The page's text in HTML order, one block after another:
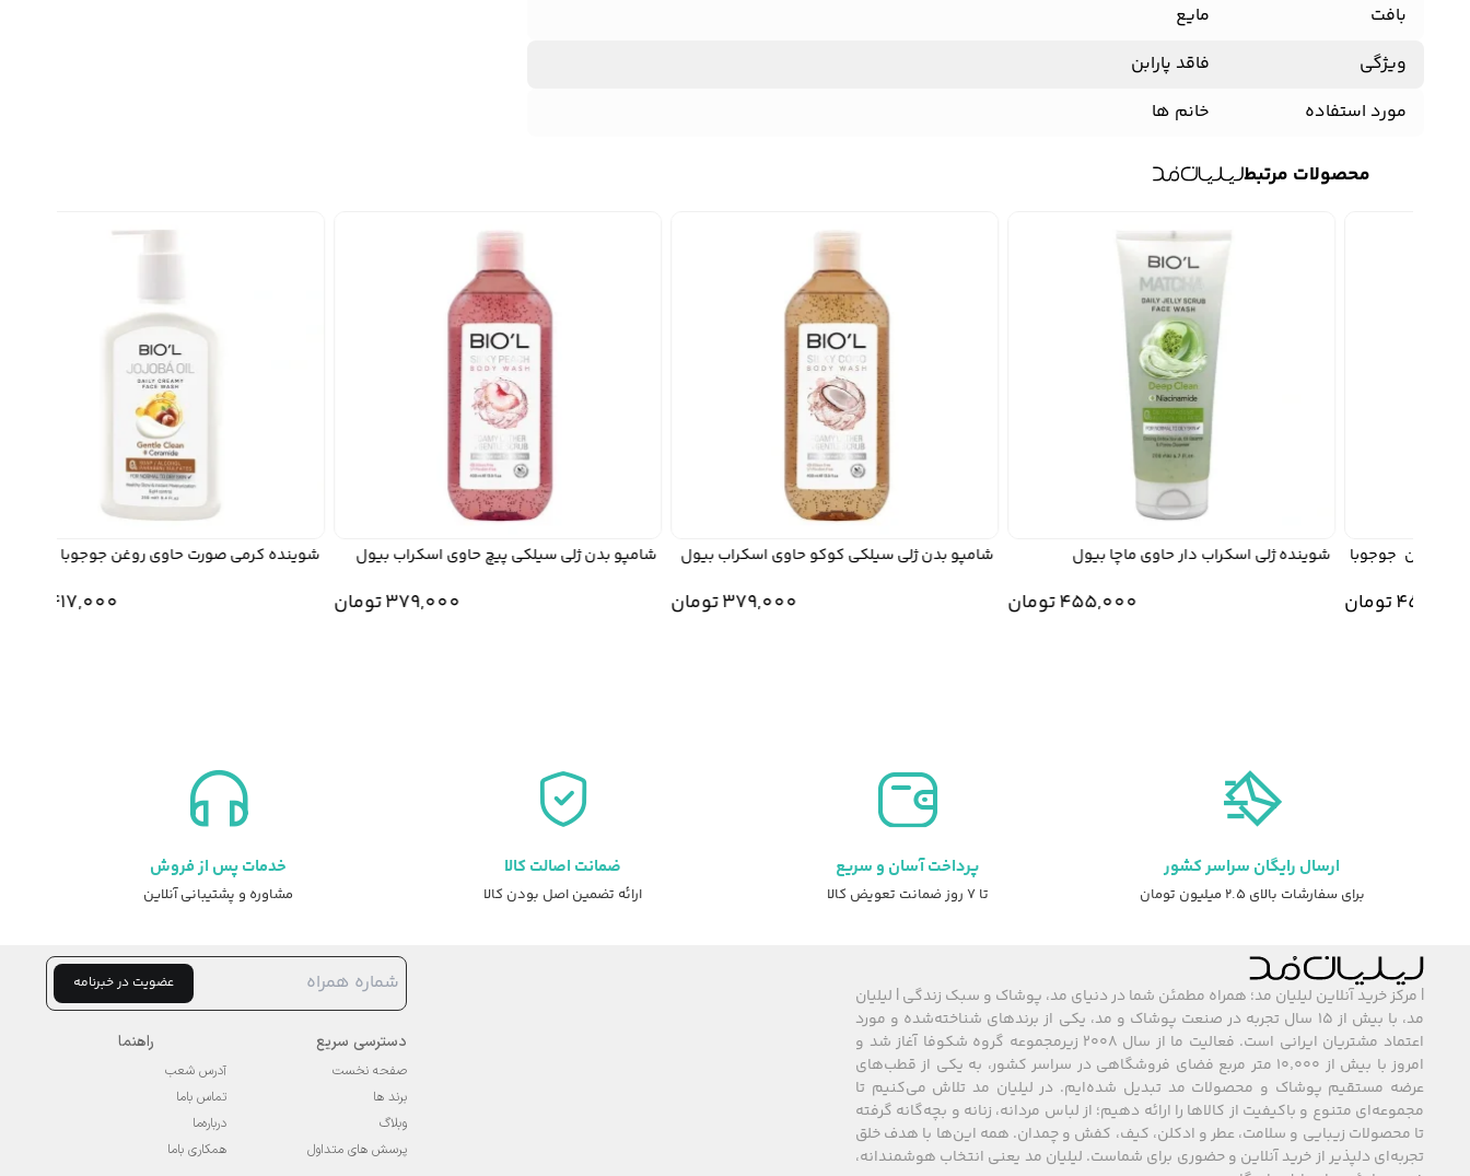
بافت
مایع
ویژگی
فاقد پارابن
مورد استفاده
خانم ها
محصولات مرتبط
روغن جوجوبا
تومان
شوینده ژلی اسکراب دار حاوی ماچا بیول
455,000تومان
شامپو بدن ژلی سیلکی کوکو حاوی اسکراب بیول
379,000تومان
شامپو بدن ژلی سیلکی پیچ حاوی اسکراب بیول
379,000تومان
شوینده کرمی صورت حاوی روغن جوجوبا بیول
417,000تومان
ارسال رایگان سراسر کشور
برای سفارشات بالای ۲.۵ میلیون تومان
پرداخت آسان و سریع
تا ۷ روز ضمانت تعویض کالا
ضمانت اصالت کالا
ارائه تضمین اصل بودن کالا
خدمات پس از فروش
مشاوره و پشتیبانی آنلاین
| مرکز خرید آنلاین لیلیان مد؛ همراه مطمئن شما در دنیای مد، پوشاک و سبک زندگی | لیلیان
مد، با بیش از ۱۵ سال تجربه در صنعت پوشاک و مد، یکی از برندهای شناخته‌شده و مورد
اعتماد مشتریان ایرانی است. فعالیت ما از سال ۲۰۰۸ زیرمجموعه گروه شکوفا آغاز شد و
امروز با بیش از ۱۰٬۰۰۰ متر مربع فضای فروشگاهی در سراسر کشور، به یکی از قطب‌های
عرضه مستقیم پوشاک و محصولات مد تبدیل شده‌ایم. در لیلیان مد تلاش می‌کنیم تا
مجموعه‌ای متنوع و باکیفیت از کالاها را ارائه دهیم؛ از لباس مردانه، زنانه و بچه‌گانه گرفته
تا محصولات زیبایی و سلامت، عطر و ادکلن، کیف، کفش و چمدان. همه این‌ها با هدف خلق
تجربه‌ای دلپذیر از خرید آنلاین و حضوری برای شماست. لیلیان مد یعنی انتخاب هوشمندانه،
عضویت در خبرنامه
دسترسی سریع
صفحه نخست
برند ها
وبلاگ
پرسش های متداول
راهنما
آدرس شعب
تماس باما
درباره‌ما
همکاری باما